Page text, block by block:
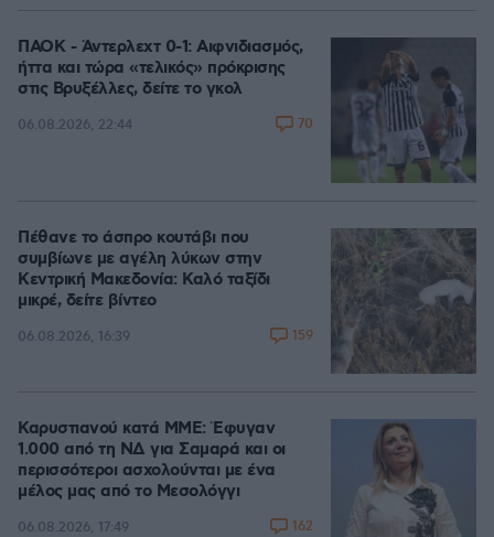
ΠΑΟΚ - Άντερλεχτ 0-1: Αιφνιδιασμός,
ήττα και τώρα «τελικός» πρόκρισης
στις Βρυξέλλες, δείτε το γκολ
06.08.2026, 22:44 70
Πέθανε το άσπρο κουτάβι που
συμβίωνε με αγέλη λύκων στην
Κεντρική Μακεδονία: Καλό ταξίδι
μικρέ, δείτε βίντεο
06.08.2026, 16:39 159
Καρυστιανού κατά ΜΜΕ: Έφυγαν
1.000 από τη ΝΔ για Σαμαρά και οι
περισσότεροι ασχολούνται με ένα
μέλος μας από το Μεσολόγγι
06.08.2026, 17:49 162